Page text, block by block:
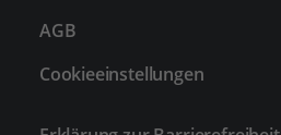
AGB
Cookieeinstellungen